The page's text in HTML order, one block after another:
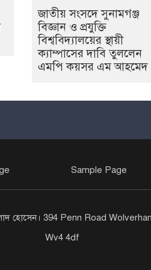
জাতীয় সংসদে সুনামগঞ্জ
বিজ্ঞান ও প্রযুক্তি
বিশ্ববিদ্যালয়ের স্থায়ী
ক্যাম্পাসের দাবি তুললেন
এমপি কয়সর এম আহমেদ
Sample Page
হোসেন। 394 Penn Road
Wv4 4df